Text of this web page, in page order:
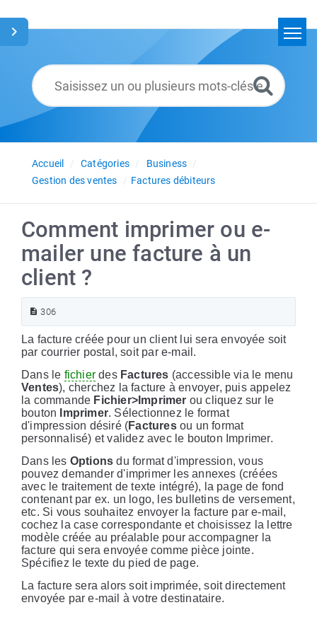
Glossaire
Français
Accueil
Catégories
Business
Gestion des ventes
Factures débiteurs
Comment imprimer ou e-
mailer une facture à un
client ?
306
La facture créée pour un client lui sera envoyée soit
par courrier postal, soit par e-mail.
Dans le fichier des Factures (accessible via le menu
Ventes), cherchez la facture à envoyer, puis appelez
la commande Fichier>Imprimer ou cliquez sur le
bouton
Imprimer. Sélectionnez le format
d'impression désiré (Facturesou un format
personnalisé) et validez avec le bouton Imprimer.
Dans les Options du format d'impression, vous
pouvez demander d'imprimer les annexes (créées
avec le traitement de texte intégré), la page de fond
contenant par ex. un logo, les bulletins de versement,
etc. Si vous souhaitez envoyer la facture par e-mail,
cochez la case correspondante et choisissez la lettre
modèle créée au préalable pour accompagner la
facture qui sera envoyée comme pièce jointe.
Spécifiez le texte du pied de page.
La facture sera alors soit imprimée, soit directement
envoyée par e-mail à votre destinataire.